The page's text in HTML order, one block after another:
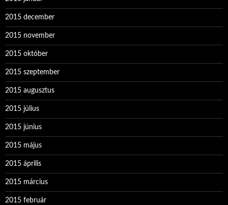
2015 december
2015 november
2015 október
2015 szeptember
2015 augusztus
2015 július
2015 június
2015 május
2015 április
2015 március
2015 február